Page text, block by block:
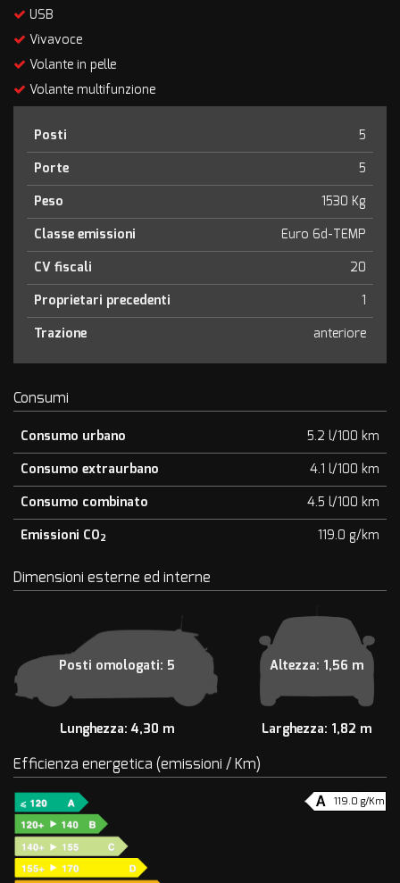
USB
Vivavoce
Volante in pelle
Volante multifunzione
Posti
5
Porte
5
Peso
1530 Kg
Classe emissioni
Euro 6d-TEMP
CV fiscali
20
Proprietari precedenti
1
Trazione
anteriore
Consumi
Consumo urbano
5.2 l/100 km
Consumo extraurbano
4.1 l/100 km
Consumo combinato
4.5 l/100 km
Emissioni CO2 119.0 g/km
Dimensioni esterne ed interne
Posti omologati: 5
Lunghezza: 4,30 m
Altezza: 1,56 m
Larghezza: 1,82 m
Efficienza energetica (emissioni / Km)
119.0 g/Km